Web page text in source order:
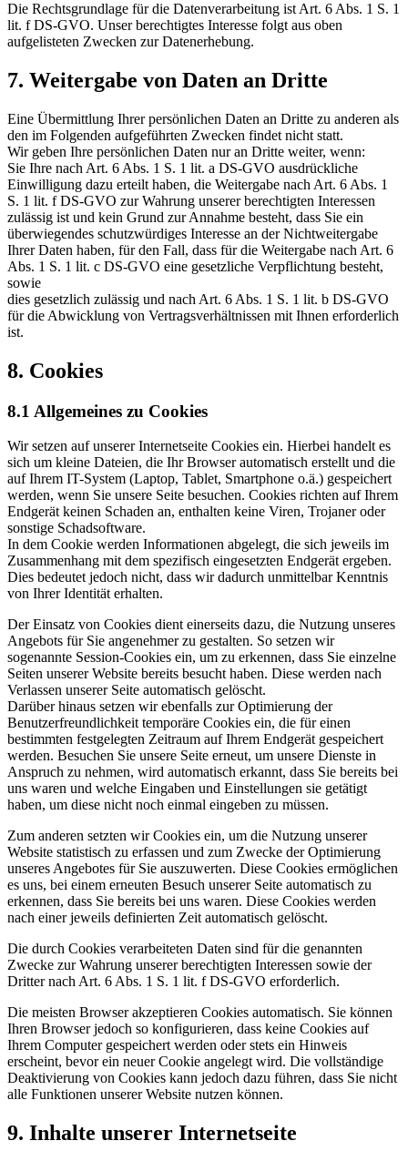
Die Rechtsgrundlage für die Datenverarbeitung ist Art. 6 Abs. 1 S. 1
lit. f DS-GVO. Unser berechtigtes Interesse folgt aus oben
aufgelisteten Zwecken zur Datenerhebung.
7. Weitergabe von Daten an Dritte
Eine Übermittlung Ihrer persönlichen Daten an Dritte zu anderen als
den im Folgenden aufgeführten Zwecken findet nicht statt.
Wir geben Ihre persönlichen Daten nur an Dritte weiter, wenn:
Sie Ihre nach Art. 6 Abs. 1 S. 1 lit. a DS-GVO ausdrückliche
Einwilligung dazu erteilt haben, die Weitergabe nach Art. 6 Abs. 1
S. 1 lit. f DS-GVO zur Wahrung unserer berechtigten Interessen
zulässig ist und kein Grund zur Annahme besteht, dass Sie ein
überwiegendes schutzwürdiges Interesse an der Nichtweitergabe
Ihrer Daten haben, für den Fall, dass für die Weitergabe nach Art. 6
Abs. 1 S. 1 lit. c DS-GVO eine gesetzliche Verpflichtung besteht,
sowie
dies gesetzlich zulässig und nach Art. 6 Abs. 1 S. 1 lit. b DS-GVO
für die Abwicklung von Vertragsverhältnissen mit Ihnen erforderlich
ist.
8. Cookies
8.1 Allgemeines zu Cookies
Wir setzen auf unserer Internetseite Cookies ein. Hierbei handelt es
sich um kleine Dateien, die Ihr Browser automatisch erstellt und die
auf Ihrem IT-System (Laptop, Tablet, Smartphone o.ä.) gespeichert
werden, wenn Sie unsere Seite besuchen. Cookies richten auf Ihrem
Endgerät keinen Schaden an, enthalten keine Viren, Trojaner oder
sonstige Schadsoftware.
In dem Cookie werden Informationen abgelegt, die sich jeweils im
Zusammenhang mit dem spezifisch eingesetzten Endgerät ergeben.
Dies bedeutet jedoch nicht, dass wir dadurch unmittelbar Kenntnis
von Ihrer Identität erhalten.
Der Einsatz von Cookies dient einerseits dazu, die Nutzung unseres
Angebots für Sie angenehmer zu gestalten. So setzen wir
sogenannte Session-Cookies ein, um zu erkennen, dass Sie einzelne
Seiten unserer Website bereits besucht haben. Diese werden nach
Verlassen unserer Seite automatisch gelöscht.
Darüber hinaus setzen wir ebenfalls zur Optimierung der
Benutzerfreundlichkeit temporäre Cookies ein, die für einen
bestimmten festgelegten Zeitraum auf Ihrem Endgerät gespeichert
werden. Besuchen Sie unsere Seite erneut, um unsere Dienste in
Anspruch zu nehmen, wird automatisch erkannt, dass Sie bereits bei
uns waren und welche Eingaben und Einstellungen sie getätigt
haben, um diese nicht noch einmal eingeben zu müssen.
Zum anderen setzten wir Cookies ein, um die Nutzung unserer
Website statistisch zu erfassen und zum Zwecke der Optimierung
unseres Angebotes für Sie auszuwerten. Diese Cookies ermöglichen
es uns, bei einem erneuten Besuch unserer Seite automatisch zu
erkennen, dass Sie bereits bei uns waren. Diese Cookies werden
nach einer jeweils definierten Zeit automatisch gelöscht.
Die durch Cookies verarbeiteten Daten sind für die genannten
Zwecke zur Wahrung unserer berechtigten Interessen sowie der
Dritter nach Art. 6 Abs. 1 S. 1 lit. f DS-GVO erforderlich.
Die meisten Browser akzeptieren Cookies automatisch. Sie können
Ihren Browser jedoch so konfigurieren, dass keine Cookies auf
Ihrem Computer gespeichert werden oder stets ein Hinweis
erscheint, bevor ein neuer Cookie angelegt wird. Die vollständige
Deaktivierung von Cookies kann jedoch dazu führen, dass Sie nicht
alle Funktionen unserer Website nutzen können.
9. Inhalte unserer Internetseite